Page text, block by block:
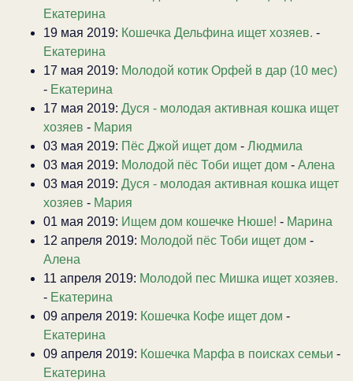
Екатерина
19 мая 2019: Кошечка Дельфина ищет хозяев. -
Екатерина
17 мая 2019: Молодой котик Орфей в дар (10 мес)
- Екатерина
17 мая 2019: Дуся - молодая активная кошка ищет
хозяев - Мария
03 мая 2019: Пёс Джой ищет дом - Людмила
03 мая 2019: Молодой пёс Тоби ищет дом - Алена
03 мая 2019: Дуся - молодая активная кошка ищет
хозяев - Мария
01 мая 2019: Ищем дом кошечке Нюше! - Марина
12 апреля 2019: Молодой пёс Тоби ищет дом -
Алена
11 апреля 2019: Молодой пес Мишка ищет хозяев.
- Екатерина
09 апреля 2019: Кошечка Кофе ищет дом -
Екатерина
09 апреля 2019: Кошечка Марфа в поисках семьи -
Екатерина